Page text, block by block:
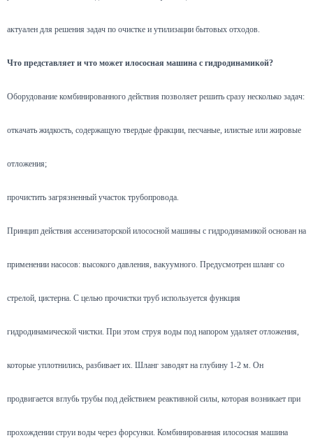
актуален для решения задач по очистке и утилизации бытовых отходов.
Что представляет и что может илососная машина с гидродинамикой?
Оборудование комбинированного действия позволяет решить сразу несколько задач:
откачать жидкость, содержащую твердые фракции, песчаные, илистые или жировые
отложения;
прочистить загрязненный участок трубопровода.
Принцип действия ассенизаторской илососной машины с гидродинамикой основан на
применении насосов: высокого давления, вакуумного. Предусмотрен шланг со
стрелой, цистерна. С целью прочистки труб используется функция
гидродинамической чистки. При этом струя воды под напором удаляет отложения,
которые уплотнились, разбивает их. Шланг заводят на глубину 1-2 м. Он
продвигается вглубь трубы под действием реактивной силы, которая возникает при
прохождении струи воды через форсунки. Комбинированная илососная машина